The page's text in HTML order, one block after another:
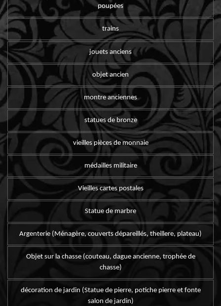
poupées
trains
jouets anciens
objet ancien
montre anciennes
statues de bronze
vieilles pièces de monnaie
médailles militaire
Vieilles cartes postales
Statue de marbre
Argenterie (Ménagère, couverts dépareillés, theillere, plateau)
Objet sur la chasse (couteau, dague ancienne, trophée de
chasse)
décoration de jardin (Statue de pierre, potiche pierre et fonte
salon de jardin)